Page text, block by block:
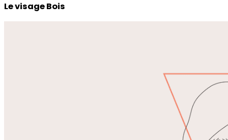
Le visage Bois